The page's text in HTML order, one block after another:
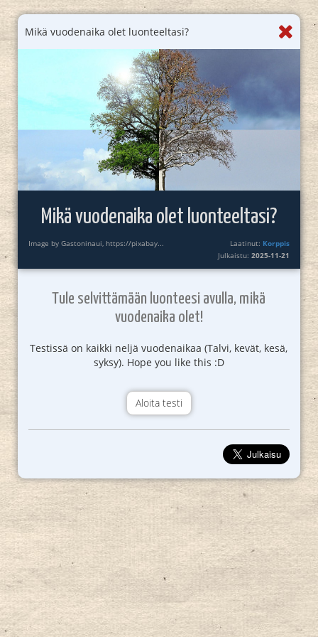
Mikä vuodenaika olet luonteeltasi?
Mikä vuodenaika olet luonteeltasi?
Image by Gastoninaui, https://pixabay... Laatinut: Korppis
Julkaistu:2025-11-21
Tule selvittämään luonteesi avulla, mikä
vuodenaika olet!
Testissä on kaikki neljä vuodenaikaa (Talvi, kevät, kesä,
syksy). Hope you like this :D
Aloita testi